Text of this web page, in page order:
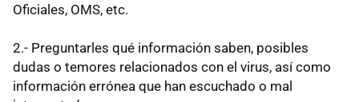
Oficiales, OMS, etc.
2.- Preguntarles qué información saben, posibles
dudas o temores relacionados con el virus, así como
información errónea que han escuchado o mal